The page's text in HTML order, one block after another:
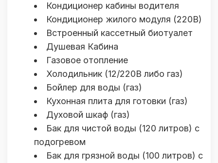
Кондиционер кабины водителя
Кондиционер жилого модуля (220В)
Встроенный кассетный биотуалет
Душевая Кабина
Газовое отопление
Холодильник (12/220В либо газ)
Бойлер для воды (газ)
Кухонная плита для готовки (газ)
Духовой шкаф (газ)
Бак для чистой воды (120 литров) с
подогревом
Бак для грязной воды (100 литров) с